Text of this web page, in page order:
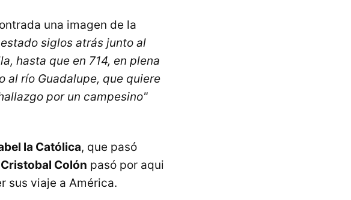
una imagen de la
siglos atrás junto al
hasta que en 714, en plena
al río Guadalupe, que quiere
por un campesino"
la Católica, que pasó
Cristobal Colón pasó por aqui
sus viaje a América.